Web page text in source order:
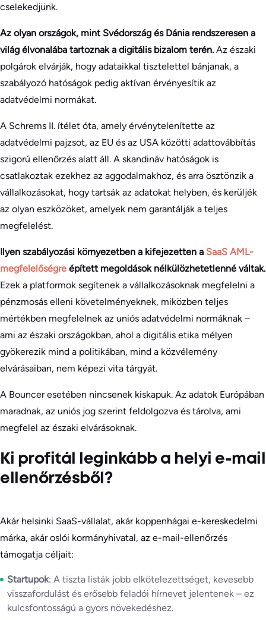
cselekedjünk.
Az olyan országok, mint Svédország és Dánia rendszeresen a
világ élvonalába tartoznak a digitális bizalom terén. Az északi
polgárok elvárják, hogy adataikkal tisztelettel bánjanak, a
szabályozó hatóságok pedig aktívan érvényesítik az
adatvédelmi normákat.
A Schrems II. ítélet óta, amely érvénytelenítette az
adatvédelmi pajzsot, az EU és az USA közötti adattovábbítás
szigorú ellenőrzés alatt áll. A skandináv hatóságok is
csatlakoztak ezekhez az aggodalmakhoz, és arra ösztönzik a
vállalkozásokat, hogy tartsák az adatokat helyben, és kerüljék
az olyan eszközöket, amelyek nem garantálják a teljes
megfelelést.
Ilyen szabályozási környezetben a kifejezetten a SaaS AML-
megfelelőségre épített megoldások nélkülözhetetlenné váltak.
Ezek a platformok segítenek a vállalkozásoknak megfelelni a
pénzmosás elleni követelményeknek, miközben teljes
mértékben megfelelnek az uniós adatvédelmi normáknak –
ami az északi országokban, ahol a digitális etika mélyen
gyökerezik mind a politikában, mind a közvélemény
elvárásaiban, nem képezi vita tárgyát.
A Bouncer esetében nincsenek kiskapuk. Az adatok Európában
maradnak, az uniós jog szerint feldolgozva és tárolva, ami
megfelel az északi elvárásoknak.
Ki profitál leginkább a helyi e-mail
ellenőrzésből?
Akár helsinki SaaS-vállalat, akár koppenhágai e-kereskedelmi
márka, akár oslói kormányhivatal, az e-mail-ellenőrzés
támogatja céljait:
Startupok: A tiszta listák jobb elkötelezettséget, kevesebb
visszafordulást és erősebb feladói hírnevet jelentenek – ez
kulcsfontosságú a gyors növekedéshez.